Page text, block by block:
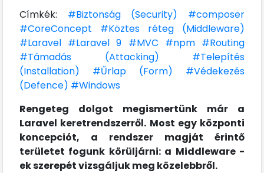
Címkék: #Biztonság (Security)
#composer
#CoreConcept
#Köztes réteg (Middleware)
#Laravel #Laravel 9 #MVC #npm #Routing
#Támadás (Attacking)
#Telepítés
(Installation)
#Űrlap (Form)
#Védekezés
(Defence) #Windows
Rengeteg dolgot megismertünk már a
Laravel keretrendszerről. Most egy központi
koncepciót, a rendszer magját érintő
területet fogunk körüljárni: a Middleware -
ek szerepét vizsgáljuk meg közelebbről.